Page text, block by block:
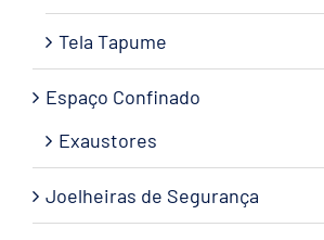
Tela Tapume
Espaço Confinado
Exaustores
Joelheiras de Segurança